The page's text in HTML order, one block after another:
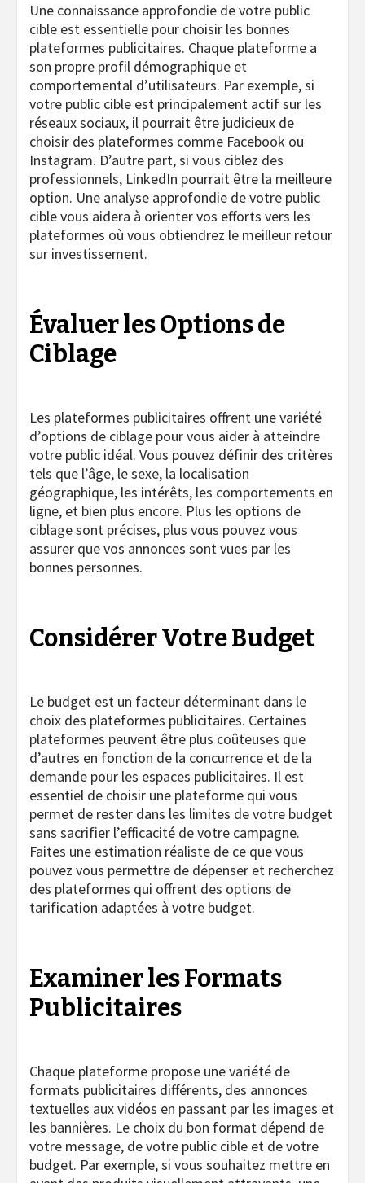
Une connaissance approfondie de votre public
cible est essentielle pour choisir les bonnes
plateformes publicitaires. Chaque plateforme a
son propre profil démographique et
comportemental d’utilisateurs. Par exemple, si
votre public cible est principalement actif sur les
réseaux sociaux, il pourrait être judicieux de
choisir des plateformes comme Facebook ou
Instagram. D’autre part, si vous ciblez des
professionnels, LinkedIn pourrait être la meilleure
option. Une analyse approfondie de votre public
cible vous aidera à orienter vos efforts vers les
plateformes où vous obtiendrez le meilleur retour
sur investissement.
Évaluer les Options de
Ciblage
Les plateformes publicitaires offrent une variété
d’options de ciblage pour vous aider à atteindre
votre public idéal. Vous pouvez définir des critères
tels que l’âge, le sexe, la localisation
géographique, les intérêts, les comportements en
ligne, et bien plus encore. Plus les options de
ciblage sont précises, plus vous pouvez vous
assurer que vos annonces sont vues par les
bonnes personnes.
Considérer Votre Budget
Le budget est un facteur déterminant dans le
choix des plateformes publicitaires. Certaines
plateformes peuvent être plus coûteuses que
d’autres en fonction de la concurrence et de la
demande pour les espaces publicitaires. Il est
essentiel de choisir une plateforme qui vous
permet de rester dans les limites de votre budget
sans sacrifier l’efficacité de votre campagne.
Faites une estimation réaliste de ce que vous
pouvez vous permettre de dépenser et recherchez
des plateformes qui offrent des options de
tarification adaptées à votre budget.
Examiner les Formats
Publicitaires
Chaque plateforme propose une variété de
formats publicitaires différents, des annonces
textuelles aux vidéos en passant par les images et
les bannières. Le choix du bon format dépend de
votre message, de votre public cible et de votre
budget. Par exemple, si vous souhaitez mettre en